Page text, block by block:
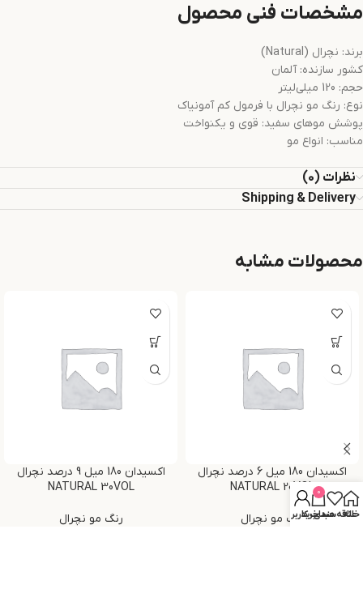
مشخصات فنی محصول
برند: نچرال (Natural)
کشور سازنده: آلمان
حجم: 120 میلی‌لیتر
نوع: رنگ مو نچرال با فرمول کم آمونیاک
پوشش موهای سفید: قوی و یکنواخت
مناسب: انواع مو
نظرات (0)
Shipping & Delivery
محصولات مشابه
اکسیدان 180 میل 6 درصد نچرال
NATURAL 20VOL
رنگ مو نچرال
اکسیدان 180 میل 9 درصد نچرال
NATURAL 30VOL
رنگ مو نچرال
خانه
علاقه مندی
0
سبد خرید
حساب کاربری من